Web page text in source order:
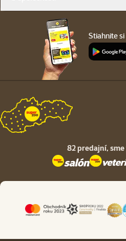
Stiahnite
82 predajní,